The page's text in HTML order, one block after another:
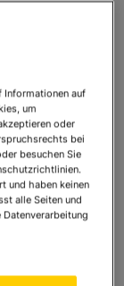
Informationen auf
um
oder
bei
besuchen Sie
und haben keinen
alle Seiten und
Datenverarbeitung